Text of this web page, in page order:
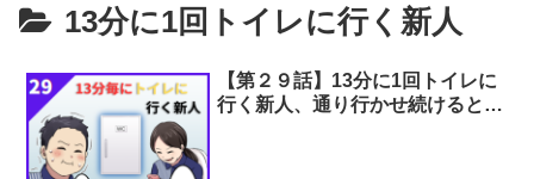
13分に1回トイレに行く新人
【第２９話】13分に1回トイレに
行く新人、通り行かせ続けると…